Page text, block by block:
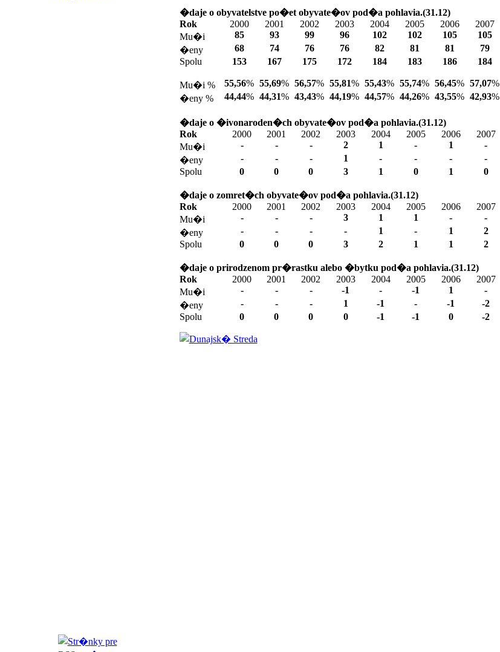
�daje o obyvatelstve po�et obyvate�ov pod�a pohlavia.(31.12)
Rok
2000 2001 2002 2003 2004 2005 2006 2007
Mu�i
85 93 99 96 102 102 105 105
�eny
68 74 76 76 82 81 81 79
Spolu
153 167 175 172 184 183 186 184
Mu�i % 55,56% 55,69% 56,57% 55,81% 55,43% 55,74% 56,45% 57,07%
�eny %
44,44% 44,31% 43,43% 44,19% 44,57% 44,26% 43,55% 42,93%
�daje o �ivonaroden�ch obyvate�ov pod�a pohlavia.(31.12)
Rok
2000 2001 2002 2003 2004 2005 2006 2007
Mu�i
- - - 2 1 - 1 -
�eny
- - - 1 - - - -
Spolu
0 0 0 3 1 0 1 0
�daje o zomret�ch obyvate�ov pod�a pohlavia.(31.12)
Rok
2000 2001 2002 2003 2004 2005 2006 2007
Mu�i
- - - 3 1 1 - -
�eny
- - - - 1 - 1 2
Spolu
0 0 0 3 2 1 1 2
�daje o prirodzenom pr�rastku alebo �bytku pod�a pohlavia.(31.12)
Rok
2000 2001 2002 2003 2004 2005 2006 2007
Mu�i
- - - -1 - -1 1 -
�eny
- - - 1 -1 - -1 -2
Spolu
0 0 0 0 -1 -1 0 -2